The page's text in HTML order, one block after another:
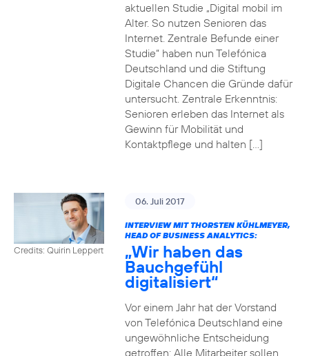
aktuellen Studie „Digital mobil im
Alter. So nutzen Senioren das
Internet. Zentrale Befunde einer
Studie“ haben nun Telefónica
Deutschland und die Stiftung
Digitale Chancen die Gründe dafür
untersucht. Zentrale Erkenntnis:
Senioren erleben das Internet als
Gewinn für Mobilität und
Kontaktpflege und halten […]
Credits: Quirin Leppert
06. Juli 2017
INTERVIEW MIT THORSTEN KÜHLMEYER,
HEAD OF BUSINESS ANALYTICS:
„Wir haben das
Bauchgefühl
digitalisiert“
Vor einem Jahr hat der Vorstand
von Telefónica Deutschland eine
ungewöhnliche Entscheidung
getroffen: Alle Mitarbeiter sollen